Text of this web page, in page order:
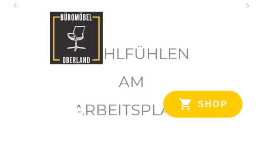
SHOP
WOHLFÜHLEN
AM
ARBEITSPLATZ